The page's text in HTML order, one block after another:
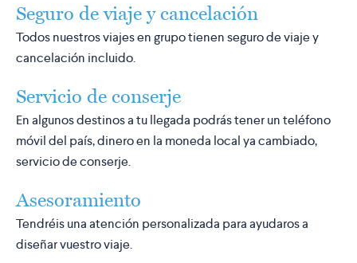
Seguro de viaje y cancelación
Todos nuestros viajes en grupo tienen seguro de viaje y
cancelación incluido.
Servicio de conserje
En algunos destinos a tu llegada podrás tener un teléfono
móvil del país, dinero en la moneda local ya cambiado,
servicio de conserje.
Asesoramiento
Tendréis una atención personalizada para ayudaros a
diseñar vuestro viaje.